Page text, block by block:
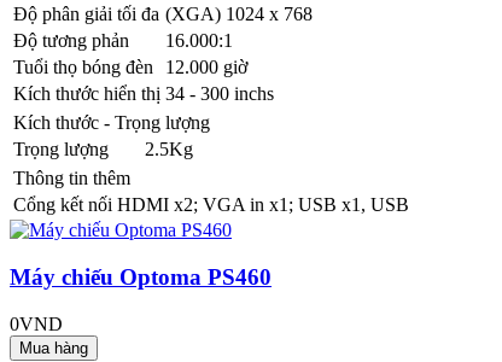
Độ phân giải tối đa (XGA) 1024 x 768
Độ tương phản
16.000:1
Tuổi thọ bóng đèn
12.000 giờ
Kích thước hiển thị 34 - 300 inchs
Kích thước - Trọng lượng
Trọng lượng
2.5Kg
Thông tin thêm
Cổng kết nối HDMI x2; VGA in x1; USB x1, USB
Máy chiếu Optoma PS460
0VND